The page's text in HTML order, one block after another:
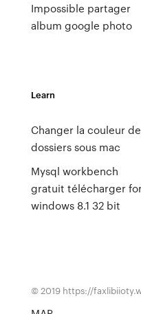
Impossible partager
album google photo
Learn
Changer la couleur
dossiers sous mac
Mysql workbench
gratuit télécharger
windows 8.1 32 bit
© 2019 https://